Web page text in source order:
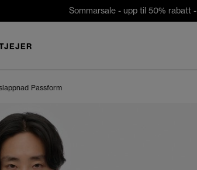
Sommarsale - upp til 50% rabatt -
Passform